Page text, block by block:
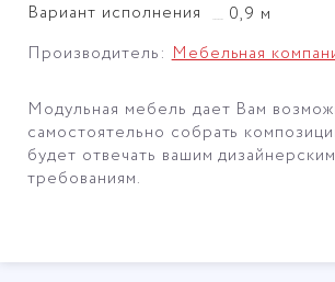
Вариант исполнения
0,9 м
Производитель:Мебельная
Модульная мебель дает Вам
самостоятельно собрать
будет отвечать вашим
требованиям.